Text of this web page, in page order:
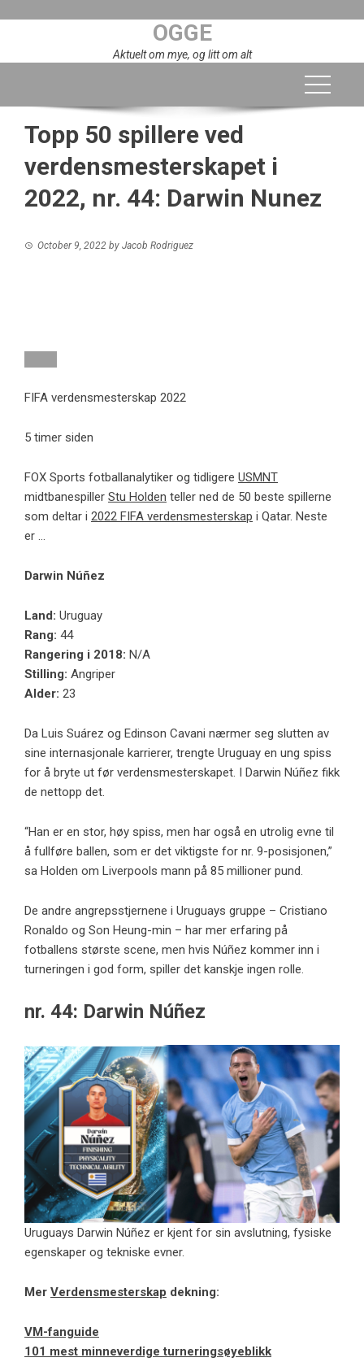
OGGE
Aktuelt om mye, og litt om alt
Topp 50 spillere ved
verdensmesterskapet i
2022, nr. 44: Darwin Nunez
October 9, 2022 by Jacob Rodriguez
FIFA verdensmesterskap 2022
5 timer siden
FOX Sports fotballanalytiker og tidligere USMNT
midtbanespiller Stu Holden teller ned de 50 beste spillerne
som deltar i 2022 FIFA verdensmesterskap i Qatar. Neste
er …
Darwin Núñez
Land: Uruguay
Rang: 44
Rangering i 2018: N/A
Stilling: Angriper
Alder: 23
Da Luis Suárez og Edinson Cavani nærmer seg slutten av
sine internasjonale karrierer, trengte Uruguay en ung spiss
for å bryte ut før verdensmesterskapet. I Darwin Núñez fikk
de nettopp det.
“Han er en stor, høy spiss, men har også en utrolig evne til
å fullføre ballen, som er det viktigste for nr. 9-posisjonen,”
sa Holden om Liverpools mann på 85 millioner pund.
De andre angrepsstjernene i Uruguays gruppe – Cristiano
Ronaldo og Son Heung-min – har mer erfaring på
fotballens største scene, men hvis Núñez kommer inn i
turneringen i god form, spiller det kanskje ingen rolle.
nr. 44: Darwin Núñez
Uruguays Darwin Núñez er kjent for sin avslutning, fysiske
egenskaper og tekniske evner.
Mer Verdensmesterskap dekning:
VM-fanguide
101 mest minneverdige turneringsøyeblikk